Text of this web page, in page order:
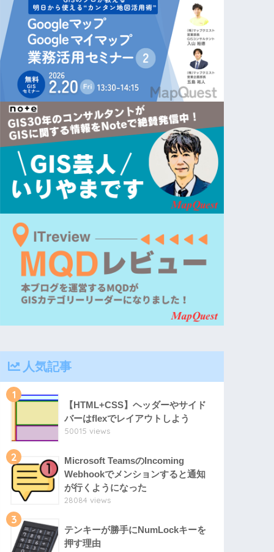
人気記事
1
【HTML+CSS】ヘッダーやサイド
バーはflexでレイアウトしよう
50015 views
2
Microsoft TeamsのIncoming
Webhookでメンションすると通知
が行くようになった
28084 views
3
テンキーが勝手にNumLockキーを
押す理由